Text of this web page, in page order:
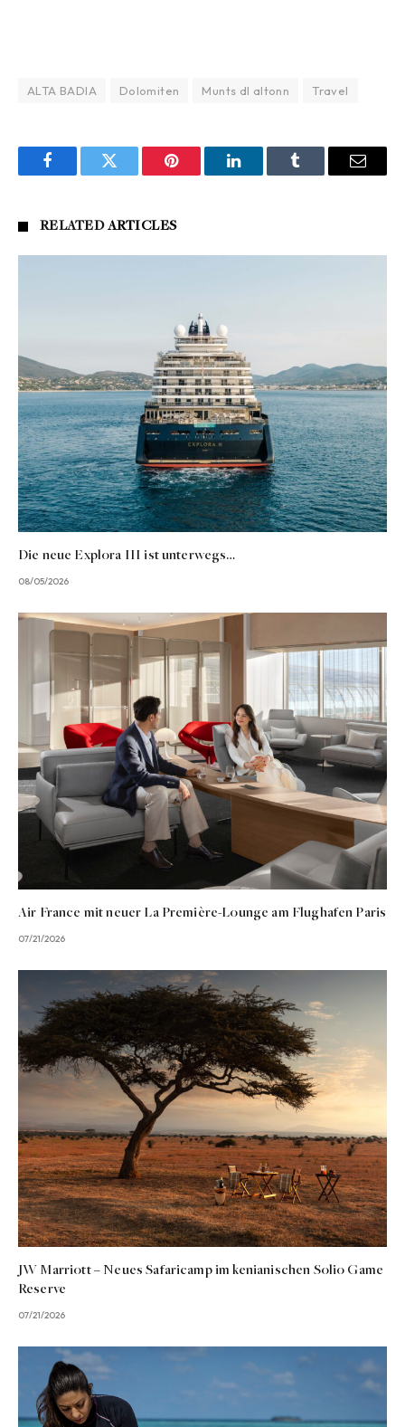
ALTA BADIA Dolomiten Munts dl altonn Travel
FacebookTwitter Pinterest LinkedInTumblr Email
RELATEDARTICLES
Die neue Explora III ist unterwegs…
08/05/2026
Air France mit neuer La Première-Lounge am Flughafen Paris
07/21/2026
JW Marriott – Neues Safaricamp im kenianischen Solio Game
Reserve
07/21/2026